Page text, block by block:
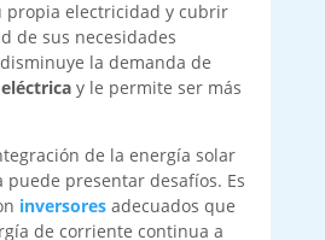
propia electricidad y cubrir
de sus necesidades
la demanda de
y le permite ser más
de la energía solar
presentar desafíos. Es
inversoresadecuados que
de corriente continua a